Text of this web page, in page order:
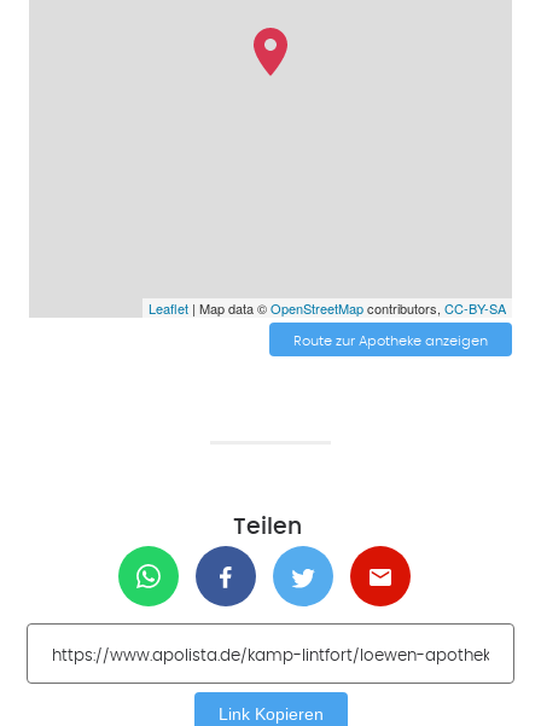
Leaflet| Map data ©OpenStreetMapcontributors, CC-BY-SA
Route zur Apotheke anzeigen
Teilen
Link Kopieren